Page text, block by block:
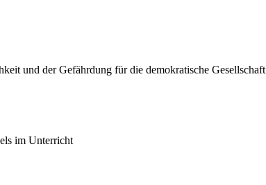
und der Gefährdung für die demokratische Gesellschaft
im Unterricht